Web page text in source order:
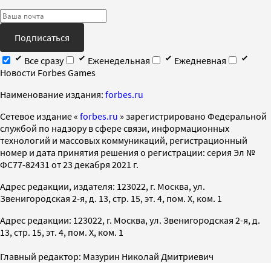
Подписаться
Все сразу
Еженедельная
Ежедневная
Новости Forbes Games
Наименование издания: forbes.ru
Cетевое издание « forbes.ru » зарегистрировано Федеральной
службой по надзору в сфере связи, информационных
технологий и массовых коммуникаций, регистрационный
номер и дата принятия решения о регистрации: серия Эл №
ФС77-82431 от 23 декабря 2021 г.
Адрес редакции, издателя: 123022, г. Москва, ул.
Звенигородская 2-я, д. 13, стр. 15, эт. 4, пом. X, ком. 1
Адрес редакции: 123022, г. Москва, ул. Звенигородская 2-я, д.
13, стр. 15, эт. 4, пом. X, ком. 1
Главный редактор: Мазурин Николай Дмитриевич